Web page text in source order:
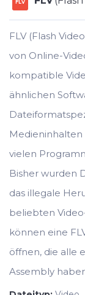
FLV
FLV (Flash
von Online-
kompatible
ähnlichen
Medieninhalten
vielen
Bisher wurden
das illegale
beliebten
können eine
öffnen, die alle
Assembly